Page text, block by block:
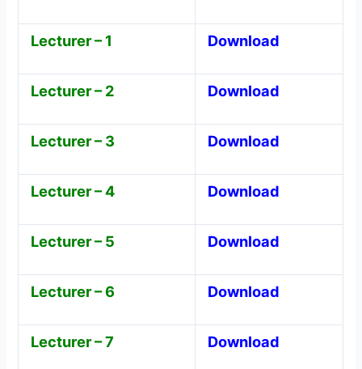
Lecturer – 1 Download
Lecturer – 2 Download
Lecturer – 3 Download
Lecturer – 4 Download
Lecturer – 5 Download
Lecturer – 6 Download
Lecturer – 7 Download